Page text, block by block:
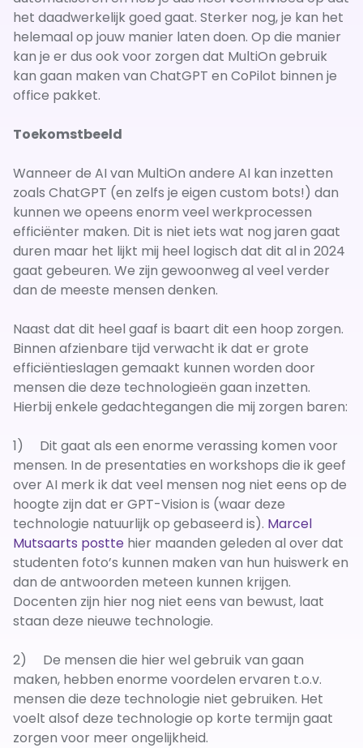
het daadwerkelijk goed gaat. Sterker nog, je kan het
helemaal op jouw manier laten doen. Op die manier
kan je er dus ook voor zorgen dat MultiOn gebruik
kan gaan maken van ChatGPT en CoPilot binnen je
office pakket.
Toekomstbeeld
Wanneer de AI van MultiOn andere AI kan inzetten
zoals ChatGPT (en zelfs je eigen custom bots!) dan
kunnen we opeens enorm veel werkprocessen
efficiënter maken. Dit is niet iets wat nog jaren gaat
duren maar het lijkt mij heel logisch dat dit al in 2024
gaat gebeuren. We zijn gewoonweg al veel verder
dan de meeste mensen denken.
Naast dat dit heel gaaf is baart dit een hoop zorgen.
Binnen afzienbare tijd verwacht ik dat er grote
efficiëntieslagen gemaakt kunnen worden door
mensen die deze technologieën gaan inzetten.
Hierbij enkele gedachtegangen die mij zorgen baren:
1) Dit gaat als een enorme verassing komen voor
mensen. In de presentaties en workshops die ik geef
over AI merk ik dat veel mensen nog niet eens op de
hoogte zijn dat er GPT-Vision is (waar deze
technologie natuurlijk op gebaseerd is). Marcel
Mutsaarts postte hier maanden geleden al over dat
studenten foto’s kunnen maken van hun huiswerk en
dan de antwoorden meteen kunnen krijgen.
Docenten zijn hier nog niet eens van bewust, laat
staan deze nieuwe technologie.
2) De mensen die hier wel gebruik van gaan
maken, hebben enorme voordelen ervaren t.o.v.
mensen die deze technologie niet gebruiken. Het
voelt alsof deze technologie op korte termijn gaat
zorgen voor meer ongelijkheid.